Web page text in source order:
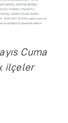
Cuma
ilçeler